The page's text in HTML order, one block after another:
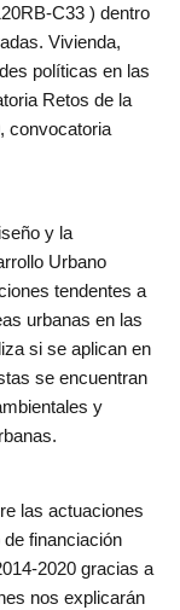
C33 ) dentro
Vivienda,
políticas en las
Retos de la
convocatoria
y la
Urbano
tendentes a
urbanas en las
si se aplican en
se encuentran
y
las actuaciones
financiación
2020 gracias a
nos explicarán